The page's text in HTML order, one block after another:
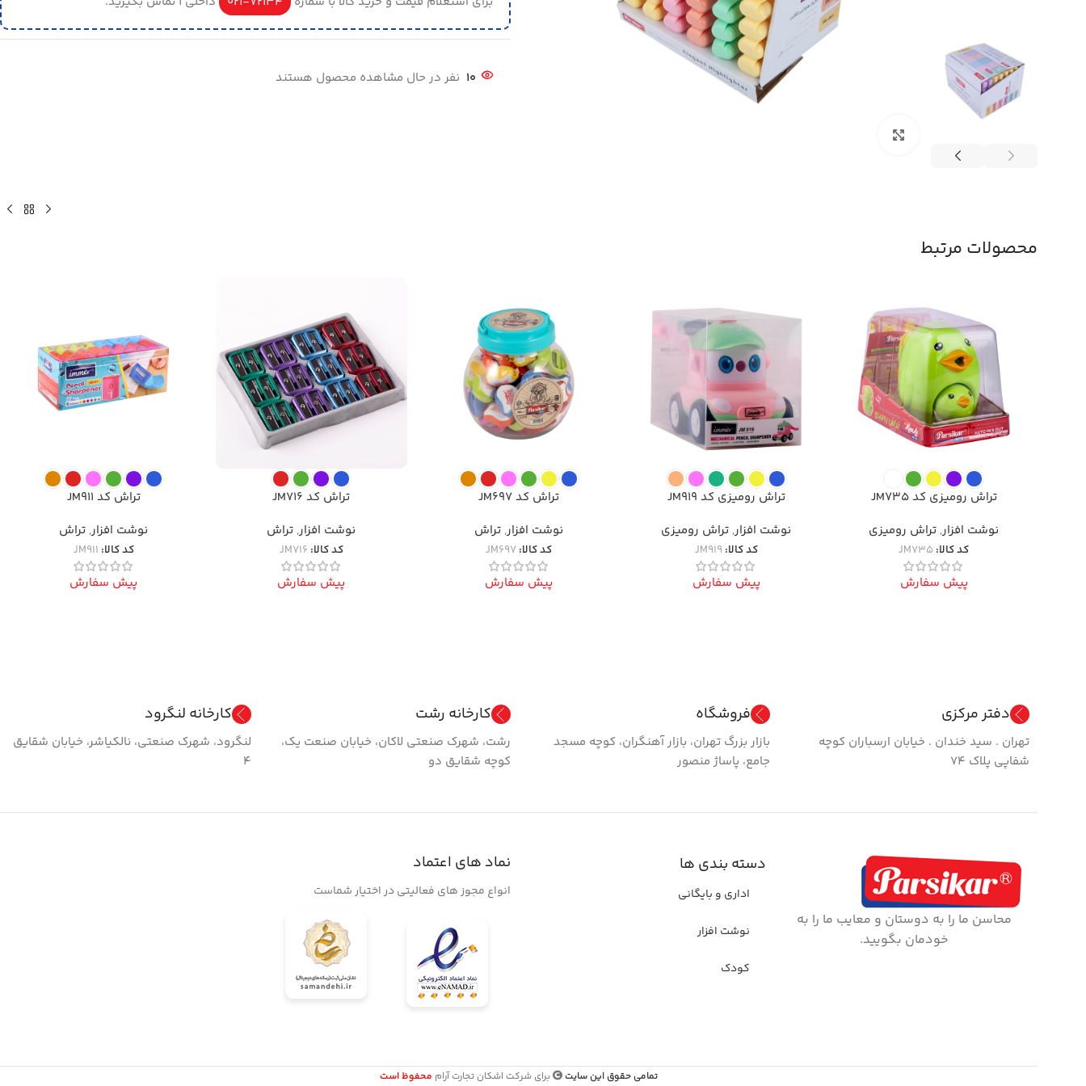
10 نفر در حال مشاهده محصول هستند
محصولات مرتبط
تراش رومیزی کد JM735
نوشت افزار, تراش رومیزی
کد کالا:JM735
پیش سفارش
تراش رومیزی کد JM919
نوشت افزار, تراش رومیزی
کد کالا: JM919
پیش سفارش
تراش کد JM697
نوشت افزار, تراش
کد کالا:JM697
پیش سفارش
تراش کد JM716
نوشت افزار, تراش
کد کالا: JM716
پیش سفارش
تراش کد JM911
نوشت افزار, تراش
کد کالا: JM911
پیش سفارش
دفتر مرکزی
تهران . سید خندان . خیابان ارسباران کوچه
شفاپی پلاک ۷۴
فروشگاه
بازار بزرگ تهران، بازار آهنگران، کوچه مسجد
جامع، پاساژ منصور
کارخانه رشت
رشت، شهرک صنعتی لاکان، خیابان صنعت یک،
کوچه شقایق دو
کارخانه لنگرود
لنگرود، شهرک صنعتی، نالکیاشر، خیابان شقایق
۴
محاسن ما را به دوستان و معایب ما را به
خودمان بگویید.
دسته بندی ها
اداری و بایگانی
نوشت افزار
کودک
نماد های اعتماد
انواع مجوز های فعالیتی در اختیار شماست
تمامی حقوق این سایت برای شرکت اشکان تجارت آرام محفوظ است